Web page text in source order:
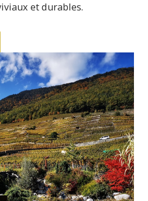
et durables.